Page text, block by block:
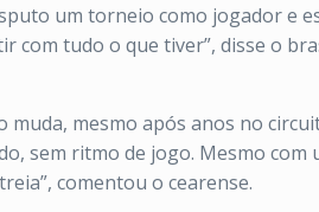
um torneio como jogador e
com tudo o que tiver”, disse o
mesmo após anos no
sem ritmo de jogo. Mesmo com
comentou o cearense.